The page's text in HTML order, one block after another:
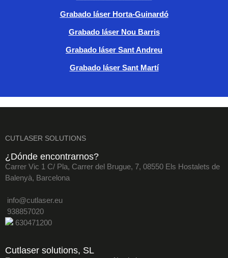
Grabado láser Horta-Guinardó
Grabado láser Nou Barris
Grabado láser Sant Andreu
Grabado láser Sant Martí
CUTLASER SOLUTIONS
¿Dónde encontrarnos?
Carrer Vic 1 C/ Pla, Carrer del Brugue, 7, 08550 Els Hostalets de
Balenyà, Barcelona
info@cutlaser.eu
938857020
630471200
Cutlaser solutions, SL